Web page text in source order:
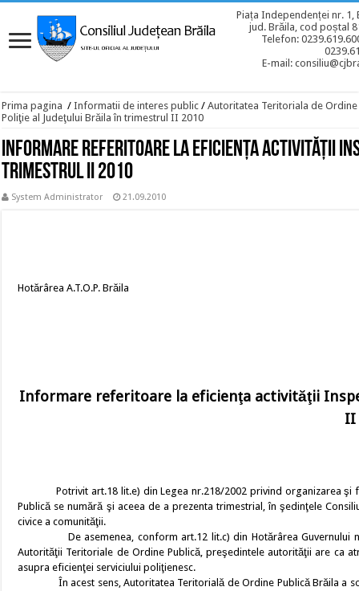
Piața Independenței nr. 1,
jud. Brăila, cod poștal
Telefon:
E-mail:
Prima pagina / Informatii de interes public / Autoritatea Teritoriala de Ordine
Poliţie al Judeţului Brăila în trimestrul II 2010
Informare referitoare la eficienţa activităţii
trimestrul II 2010
System Administrator 21.09.2010
Hotărârea A.T.O.P. Brăila
Informare referitoare la eficienţa activităţii
II
Potrivit art.18 lit.e) din Legea nr.218/2002 privind organizarea
Publică se numără şi aceea de a prezenta trimestrial, în şedinţele
civice a comunităţii.
De asemenea, conform art.12 lit.c) din Hotărârea Guvernului
Autorităţii Teritoriale de Ordine Publică, preşedintele autorităţii are ca
asupra eficienţei serviciului poliţienesc.
În acest sens, Autoritatea Teritorială de Ordine Publică Brăila a